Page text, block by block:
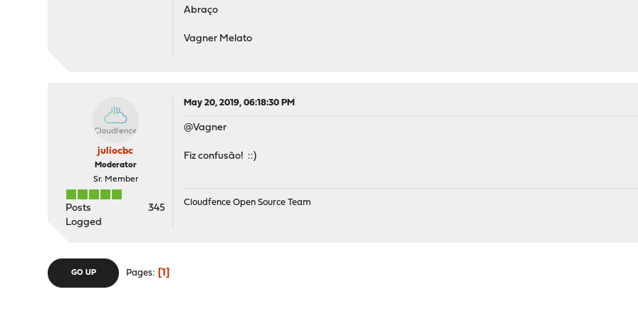
Abraço
Vagner Melato
juliocbc
Moderator
Sr. Member
Posts
345
Logged
May 20, 2019, 06:18:30 PM
@Vagner
Fiz confusão! ::)
Cloudfence Open Source Team
GO UP Pages 1